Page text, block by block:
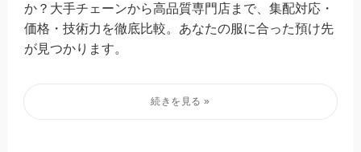
か？大手チェーンから高品質専門店まで、集配対応・
価格・技術力を徹底比較。あなたの服に合った預け先
が見つかります。